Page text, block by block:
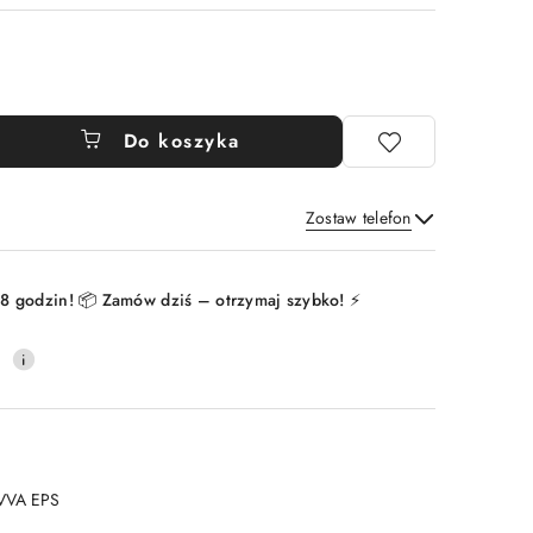
Do koszyka
Zostaw telefon
Wyślij
godzin! 📦 Zamów dziś – otrzymaj szybko! ⚡
EPS